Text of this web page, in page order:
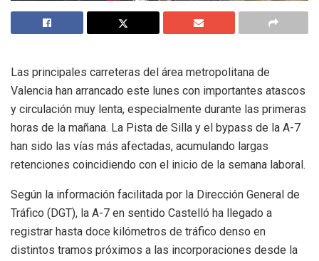
Las principales carreteras del área metropolitana de
Valencia han arrancado este lunes con importantes atascos
y circulación muy lenta, especialmente durante las primeras
horas de la mañana. La Pista de Silla y el bypass de la A-7
han sido las vías más afectadas, acumulando largas
retenciones coincidiendo con el inicio de la semana laboral.
Según la información facilitada por la Dirección General de
Tráfico (DGT), la A-7 en sentido Castelló ha llegado a
registrar hasta doce kilómetros de tráfico denso en
distintos tramos próximos a las incorporaciones desde la